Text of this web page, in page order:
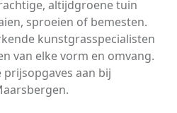
altijdgroene tuin
sproeien of bemesten.
kunstgrasspecialisten
van elke vorm en omvang.
aan bij